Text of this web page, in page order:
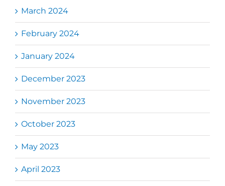
March 2024
February 2024
January 2024
December 2023
November 2023
October 2023
May 2023
April 2023